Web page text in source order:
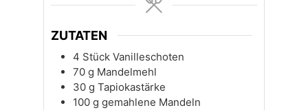
ZUTATEN
4 Stück Vanilleschoten
70 g Mandelmehl
30 g Tapiokastärke
100 g gemahlene Mandeln